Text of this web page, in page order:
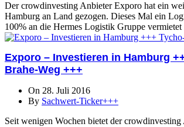
Der crowdinvesting Anbieter Exporo hat ein
Hamburg an Land gezogen. Dieses Mal ein
100% an die Hermes Logistik Gruppe
Exporo – Investieren in Hamburg
Brahe-Weg +++
On 28. Juli 2016
By Sachwert-Ticker+++
Seit wenigen Wochen bietet der